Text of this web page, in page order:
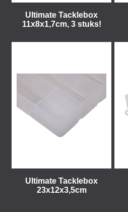
Ultimate Tacklebox
11x8x1,7cm, 3 stuks!
Ultimate Tacklebox
23x12x3,5cm